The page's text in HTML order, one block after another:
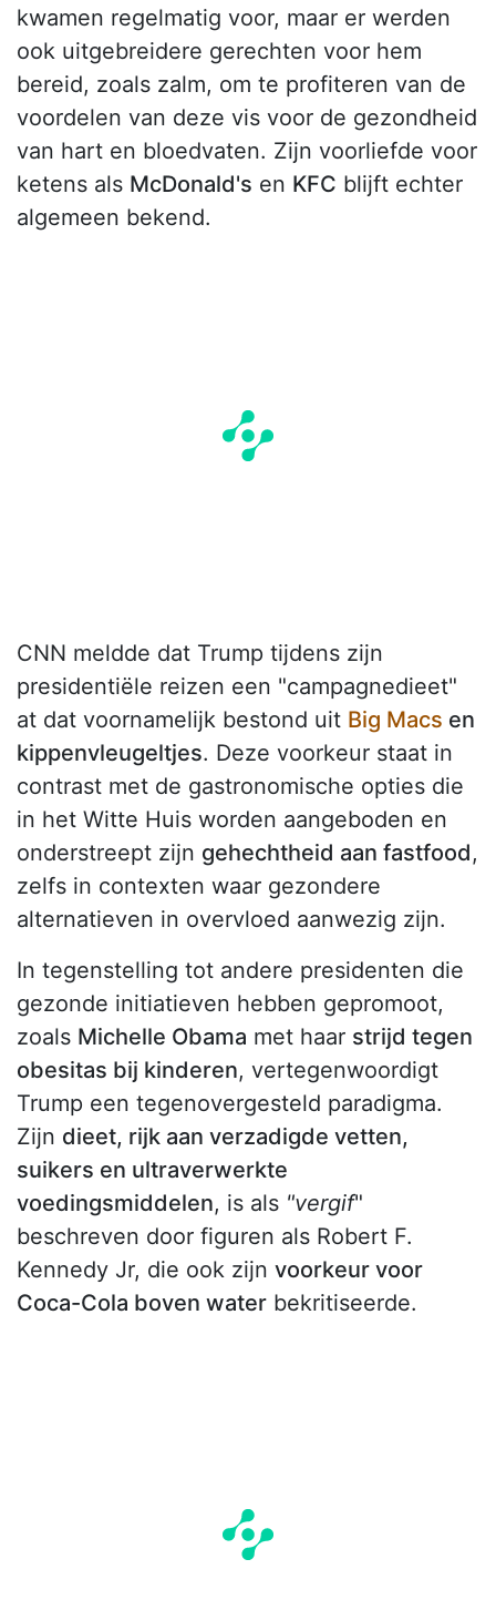
kwamen regelmatig voor, maar er werden
ook uitgebreidere gerechten voor hem
bereid, zoals zalm, om te profiteren van de
voordelen van deze vis voor de gezondheid
van hart en bloedvaten. Zijn voorliefde voor
ketens als McDonald's en KFC blijft echter
algemeen bekend.
CNN meldde dat Trump tijdens zijn
presidentiële reizen een "campagnedieet"
at dat voornamelijk bestond uit Big Macs en
kippenvleugeltjes. Deze voorkeur staat in
contrast met de gastronomische opties die
in het Witte Huis worden aangeboden en
onderstreept zijn gehechtheid aan fastfood,
zelfs in contexten waar gezondere
alternatieven in overvloed aanwezig zijn.
In tegenstelling tot andere presidenten die
gezonde initiatieven hebben gepromoot,
zoals Michelle Obama met haar strijd tegen
obesitas bij kinderen, vertegenwoordigt
Trump een tegenovergesteld paradigma.
Zijn dieet, rijk aan verzadigde vetten,
suikers en ultraverwerkte
voedingsmiddelen, is als "vergif"
beschreven door figuren als Robert F.
Kennedy Jr, die ook zijn voorkeur voor
Coca-Cola boven water bekritiseerde.